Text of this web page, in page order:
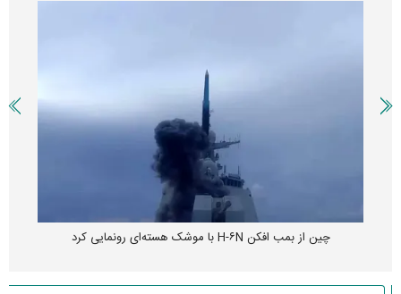
چین از بمب افکن H-۶N با موشک هسته‌ای رونمایی کرد